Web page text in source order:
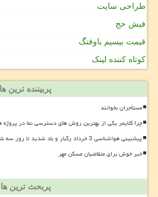
طراحی سایت
فیش حج
قیمت بیسیم باوفنگ
کوتاه کننده لینک
پربیننده ترین ها
مستأجران بخوانند
چرا کلایمر یکی از بهترین روش های دسترسی نما در
پیشبینی هواشناسی 3 خرداد رگبار و باد شدید تا روز سه شنبه ادامه دارد
خبر خوش برای متقاضیان مسکن مهر
پربحث ترین ها